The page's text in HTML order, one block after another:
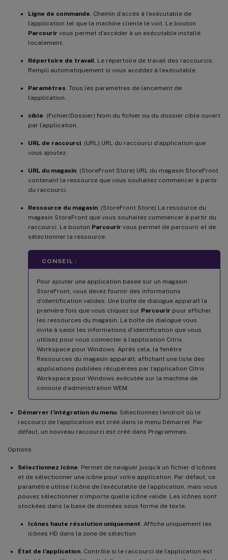
Ligne de commande . Chemin d’accès à l’exécutable de
l’application tel que la machine cliente le voit. Le bouton
Parcourir vous permet d’accéder à un exécutable installé
localement.
Répertoire de travail . Le répertoire de travail des raccourcis.
Rempli automatiquement si vous accédez à l’exécutable.
Paramètres . Tous les paramètres de lancement de
l’application.
cible . (Fichier/Dossier) Nom du fichier ou du dossier cible ouvert
par l’application.
URL de raccourci . (URL) URL du raccourci d’application que
vous ajoutez.
URL du magasin . (StoreFront Store) URL du magasin StoreFront
contenant la ressource que vous souhaitez commencer à partir
du raccourci.
Ressource du magasin . (StoreFront Store) La ressource du
magasin StoreFront que vous souhaitez commencer à partir du
raccourci. Le bouton Parcourir vous permet de parcourir et de
sélectionner la ressource.
CONSEIL :
Pour ajouter une application basée sur un magasin
StoreFront, vous devez fournir des informations
d’identification valides. Une boîte de dialogue apparaît la
première fois que vous cliquez sur Parcourir pour afficher
les ressources du magasin. La boîte de dialogue vous
invite à saisir les informations d’identification que vous
utilisez pour vous connecter à l’application Citrix
Workspace pour Windows. Après cela, la fenêtre
Ressources du magasin apparaît, affichant une liste des
applications publiées récupérées par l’application Citrix
Workspace pour Windows exécutée sur la machine de
console d’administration WEM.
Démarrer l’intégration du menu . Sélectionnez l’endroit où le
raccourci de l’application est créé dans le menu Démarrer. Par
défaut, un nouveau raccourci est créé dans Programmes.
Options
Sélectionnez Icône . Permet de naviguer jusqu’à un fichier d’icônes
et de sélectionner une icône pour votre application. Par défaut, ce
paramètre utilise l’icône de l’exécutable de l’application, mais vous
pouvez sélectionner n’importe quelle icône valide. Les icônes sont
stockées dans la base de données sous forme de texte.
Icônes haute résolution uniquement . Affiche uniquement les
icônes HD dans la zone de sélection.
État de l’application . Contrôle si le raccourci de l’application est